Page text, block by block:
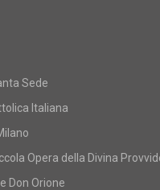
Sede
Italiana
Opera della Divina
Don Orione